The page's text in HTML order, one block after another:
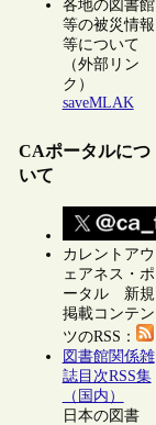
各地の図書館
等の被災情報
等について
（外部リン
ク）
saveMLAK
CAポータルにつ
いて
カレントアウ
ェアネス・ポ
ータル 新規
掲載コンテン
ツのRSS：
図書館関係雑
誌目次RSS集
（国内）
日本の図書